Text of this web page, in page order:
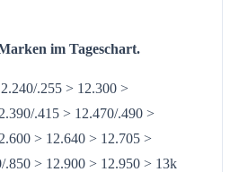
im Tageschart.
.255 > 12.300 >
.415 > 12.470/.490 >
> 12.640 > 12.705 >
.850 > 12.900 > 12.950 > 13k